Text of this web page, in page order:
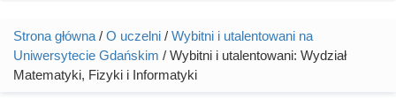
Jesteś tutaj
Strona główna / O uczelni / Wybitni i utalentowani na
Uniwersytecie Gdańskim / Wybitni i utalentowani: Wydział
Matematyki, Fizyki i Informatyki